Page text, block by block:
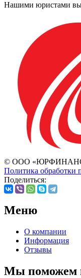
Нашими юристами
© ООО
Политика обработки
Поделиться:
Меню
О компании
Информация
Отзывы
Мы поможем